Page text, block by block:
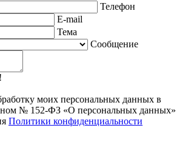
Телефон
E-mail
Тема
Сообщение
моих персональных данных в
№ 152-ФЗ «О персональных данных»
Политики конфиденциальности